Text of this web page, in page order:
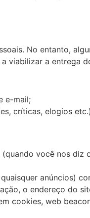
No entanto,
viabilizar a entrega
e-mail;
críticas, elogios
você nos
anúncios)
o endereço do
cookies, web